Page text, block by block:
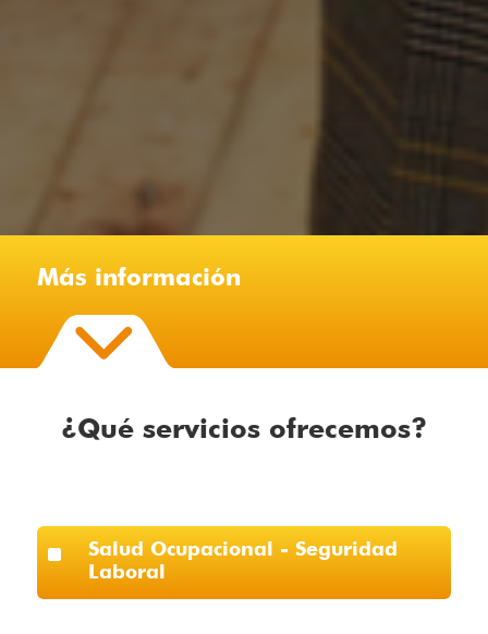
Más información
¿Qué servicios ofrecemos?
^
Salud Ocupacional - Seguridad
Laboral